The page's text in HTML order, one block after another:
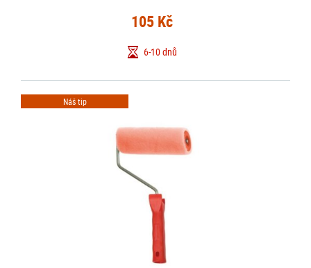
105 Kč
6-10 dnů
Náš tip